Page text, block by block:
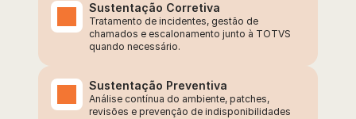
Sustentação Corretiva
Tratamento de incidentes, gestão de
chamados e escalonamento junto à TOTVS
quando necessário.
Sustentação Preventiva
Análise contínua do ambiente, patches,
revisões e prevenção de indisponibilidades